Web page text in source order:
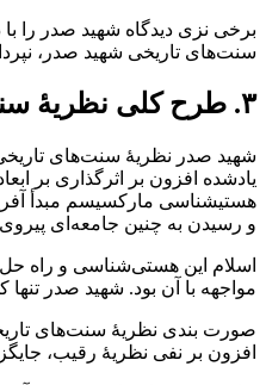
برخی نزی دیدگاه شهید صدر را
سنت‌‌های تاریخی شهید صدر‌‌‌‌،
۳‌‌‌‌. طرح کلی نظریۀ‌ سنت‌‌های تاریخی در قرآن
شهید صدر نظریۀ سنت‌‌های تاریخی
یادشده افزون بر اثرگذاری بر
هستیشناسی مارکسیسم مبدأ
و رسیدن به چنین جامعه‌‌‌‌‌ای
اسلام این هستی‌شناسی و راه
مواجهه با آن بود‌‌‌‌. شهید صدر
صورت بندی نظریۀ سنت‌‌های
افزون بر نفی نظریۀ رقیب‌‌‌‌‌‌،